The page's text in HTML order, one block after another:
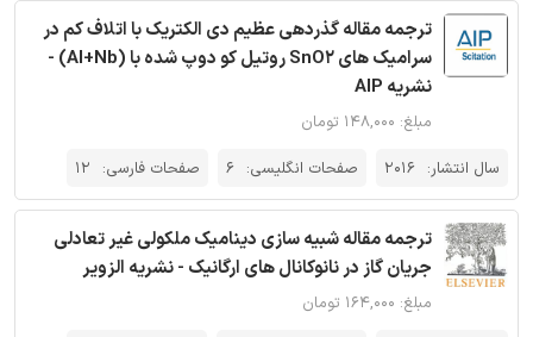
ترجمه مقاله گذردهی عظیم دی الکتریک با اتلاف کم در
سرامیک های SnO2 روتیل کو دوپ شده با (Al+Nb) -
نشریه AIP
مبلغ: ۱۴۸,۰۰۰ تومان
سال انتشار: 2016 صفحات انگلیسی: 6 صفحات فارسی: 12
ترجمه مقاله شبیه سازی دینامیک ملکولی غیر تعادلی
جریان گاز در نانوکانال های ارگانیک - نشریه الزویر
مبلغ: ۱۶۴,۰۰۰ تومان